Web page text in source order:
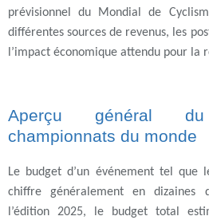
prévisionnel du Mondial de
différentes sources de revenus, les
l’impact économique attendu pour la
Aperçu général
championnats du monde
Le budget d’un événement tel que
chiffre généralement en dizaines
l’édition 2025, le budget total